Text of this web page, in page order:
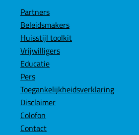
Partners
Beleidsmakers
Huisstijl toolkit
Vrijwilligers
Educatie
Pers
Toegankelijkheidsverklaring
Disclaimer
Colofon
Contact